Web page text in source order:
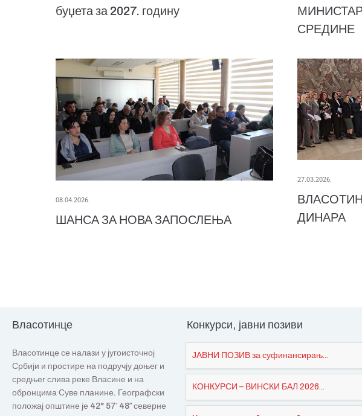
буџета за 2027. годину
СРЕДИНЕ
08.04.2026.
ШАНСА ЗА НОВА ЗАПОСЛЕЊА
27.03.2026.
ДИНАРА
Власотинце
Власотинце се налази у југоисточној
Србији и простире на подручју доњег и
средњег слива реке Власине и на
обронцима Суве планине. Географски
положај општине је 42° 57′ 48″ северне
Конкурси, јавни позиви
ЈАВНИ ПОЗИВ за суфинансирањ...
КОНКУРСИ – ВИНСКИ БАЛ 2026...